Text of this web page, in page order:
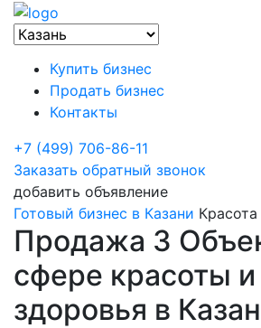
Купить бизнес
Продать бизнес
Контакты
+7 (499) 706-86-11
Заказать обратный звонок
добавить объявление
Готовый бизнес в Казани
Продажа 3
сфере красоты и
здоровья в